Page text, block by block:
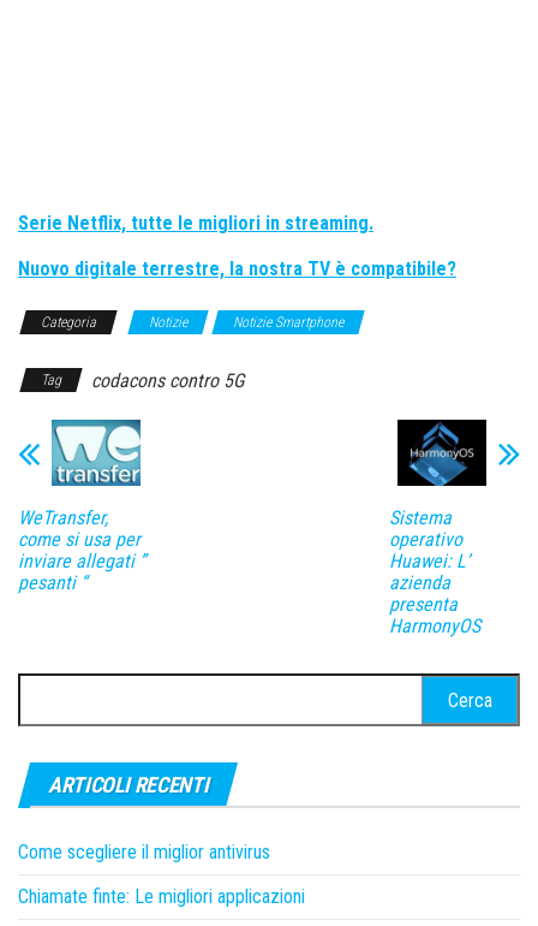
Serie Netflix, tutte le migliori in streaming.
Nuovo digitale terrestre, la nostra TV è compatibile?
Categoria Notizie Notizie Smartphone
Tag codacons contro 5G
WeTransfer,
come si usa per
inviare allegati ”
pesanti “
Sistema
operativo
Huawei: L’
azienda
presenta
HarmonyOS
per:
ARTICOLI RECENTI
Come scegliere il miglior antivirus
Chiamate finte: Le migliori applicazioni